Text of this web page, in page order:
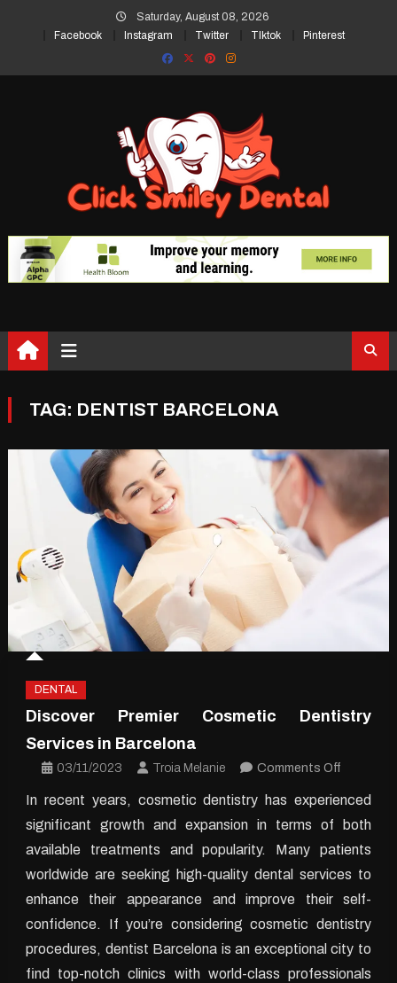
Saturday, August 08, 2026
Facebook
Instagram Twitter TIktok Pinterest
TAG: DENTIST BARCELONA
DENTAL
Discover Premier Cosmetic Dentistry
Services in Barcelona
03/11/2023 Troia Melanie Comments Offon
Cosmetic
Dentistry
Services
in
In recent years, cosmetic dentistry has experienced
significant growth and expansion in terms of both
available treatments and popularity. Many patients
worldwide are seeking high-quality dental services to
enhance their appearance and improve their self-
confidence. If you’re considering cosmetic dentistry
procedures, dentist Barcelona is an exceptional city to
find top-notch clinics with world-class professionals